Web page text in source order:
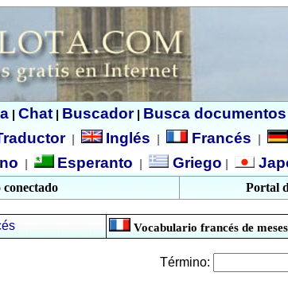
| Chat| Buscador| Busca documentos
| Inglés Francés
Esperanto Griego
conectado Portal
Vocabulario francés de
Término: